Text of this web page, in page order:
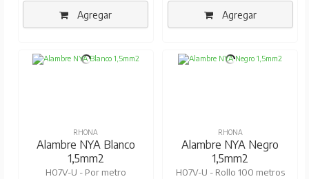
Agregar Agregar
RHONA
Alambre NYA Blanco
1,5mm2
H07V-U - Por metro
RHONA
Alambre NYA Negro
1,5mm2
H07V-U - Rollo 100 metros